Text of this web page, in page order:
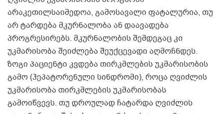
არაკეთილსაიმედოა, გამოსავალი ფატალურია, თუ
არ ტარდება მკურნალობა ან დაავადება
პროგრესირებს. მკურნალობის შემდეგაც კი
უკმარისობა შეიძლება შეუქცევადი აღმოჩნდეს.
ზოგი პაციენტი კვდება თირკმლების უკმარისობის
გამო (ჰეპატორენული სინდრომი), როცა ღვიძლის
უკმარისობა თირკმლების უკმარისობას
გამოიწვევს. თუ დროულად ჩატარდა ღვიძლის